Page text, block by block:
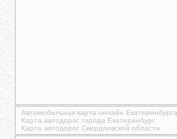
Автомобильная карта онлайн Екатеринбурга
Карта автодорог города Екатеринбург
Карта автодорог Свердловской области